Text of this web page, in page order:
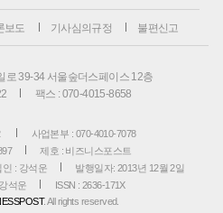
보도 기사심의규정 불편신고
로 39-34 서울숲더스페이스 12층
팩스 : 070-4015-8658
사업본부 : 070-4010-7078
제호 : 비즈니스포스트
인 : 강석운
발행일자: 2013년 12월 2일
석운
ISSN : 2636-171X
. All rights reserved.